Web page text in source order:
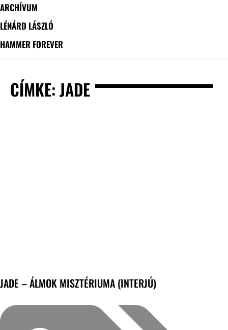
ARCHÍVUM
LÉNÁRD LÁSZLÓ
HAMMER FOREVER
CÍMKE: JADE
JADE – ÁLMOK MISZTÉRIUMA (INTERJÚ)